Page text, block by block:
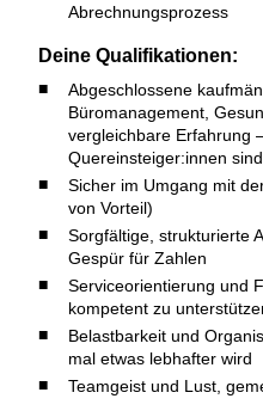
Abrechnungsprozess
Deine Qualifikationen:
Abgeschlossene
Büromanagement,
vergleichbare Erfahrung
Quereinsteiger:innen
Sicher im Umgang mit
von Vorteil)
Sorgfältige, strukturierte
Gespür für Zahlen
Serviceorientierung und
kompetent zu
Belastbarkeit und
mal etwas lebhafter wird
Teamgeist und Lust,